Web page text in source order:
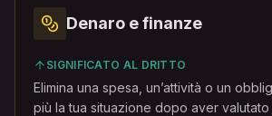
Denaro e finanze
SIGNIFICATO AL DRITTO
Elimina una spesa, un’attività o un
più la tua situazione dopo aver